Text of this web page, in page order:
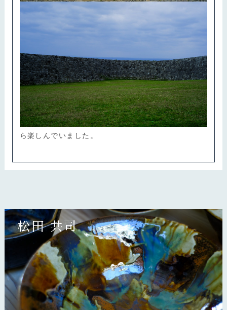
との交易が活発になった15世紀初頭に築城されたと
言われています。沖縄では、城はグスクと呼ばれ、今
も多くの城跡が残っています。標高120mを超えるこ
の座喜味城跡は、不思議な開放感と地平線を望む景色
をみて、のんびり過ごす時間を、米司さんは若い頃か
ら楽しんでいました。
松田 共司